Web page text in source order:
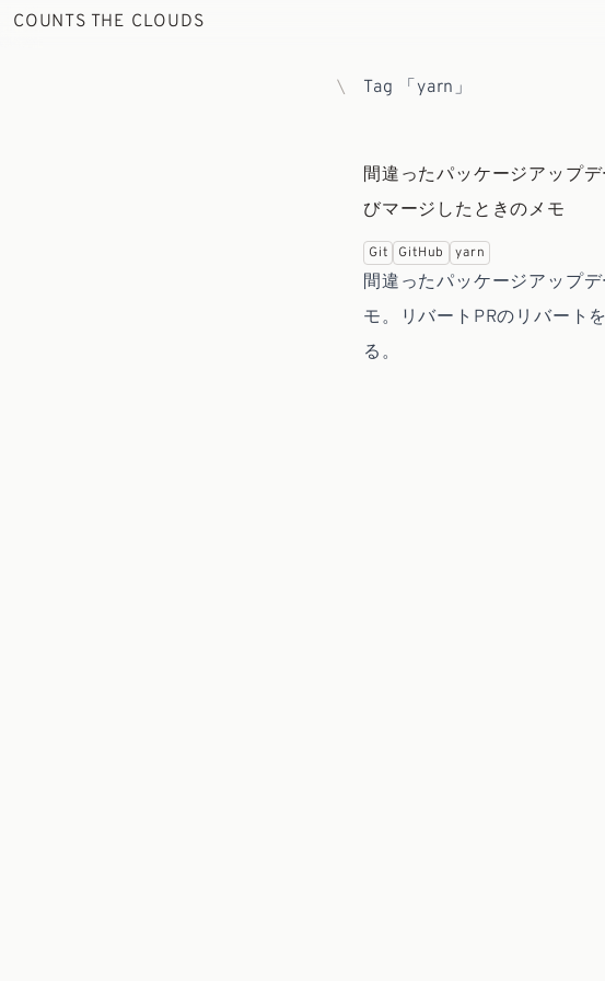
COUNTS THE CLOUDS
Tag 「yarn」
間違ったパッケージアップ
びマージしたときのメモ
Git GitHub yarn
間違ったパッケージアップ
モ。リバートPRのリバート
る。